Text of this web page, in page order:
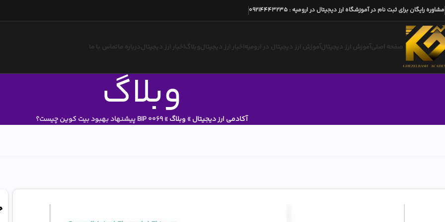
مشاوره رایگان برای ثبت نام در آموزشگاه ارز دیجیتال در ارومیه :
09214443235
صفحه اصلیآموزش ارز دیجیتالآموزش ارز دیجیتال در ارومیه اخبار ارز دیجیتالوبلاگ اخبار ارز دیجیتالدرباره ماتماس با ما
وبلاگ آکادمی ارز دیجیتال» وبلاگ»BIP 0069 پیشنهاد بهبود بیت کوین چیست؟